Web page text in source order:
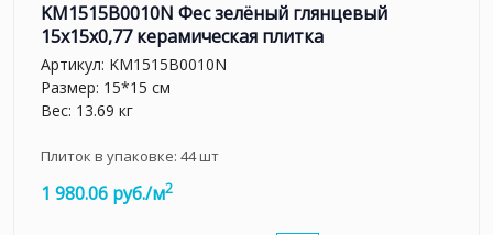
KM1515B0010N Фес зелёный глянцевый
15x15x0,77 керамическая плитка
Артикул: KM1515B0010N
Размер: 15*15 см
Вес: 13.69 кг
Плиток в упаковке: 44шт
1 980.06 руб./м2